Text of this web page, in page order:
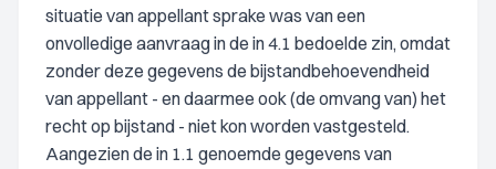
situatie van appellant sprake was van een
onvolledige aanvraag in de in 4.1 bedoelde zin, omdat
zonder deze gegevens de bijstandbehoevendheid
van appellant - en daarmee ook (de omvang van) het
recht op bijstand - niet kon worden vastgesteld.
Aangezien de in 1.1 genoemde gegevens van